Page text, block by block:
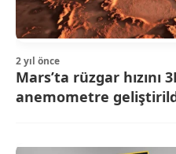
2 yıl önce
Mars’ta rüzgar hızını
anemometre